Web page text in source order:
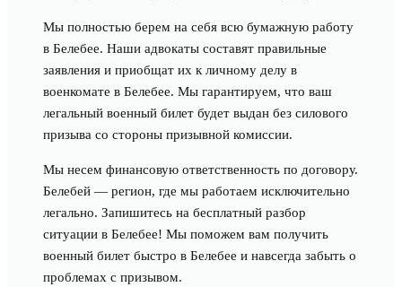
Мы полностью берем на себя всю бумажную работу
в Белебее. Наши адвокаты составят правильные
заявления и приобщат их к личному делу в
военкомате в Белебее. Мы гарантируем, что ваш
легальный военный билет будет выдан без силового
призыва со стороны призывной комиссии.
Мы несем финансовую ответственность по договору.
Белебей — регион, где мы работаем исключительно
легально. Запишитесь на бесплатный разбор
ситуации в Белебее! Мы поможем вам получить
военный билет быстро в Белебее и навсегда забыть о
проблемах с призывом.